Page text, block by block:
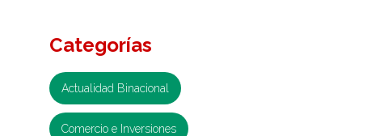
Categorías
Actualidad Binacional
Comercio e Inversiones